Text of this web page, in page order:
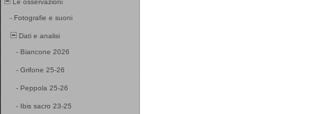
Le osservazioni
- Fotografie e suoni
Dati e analisi
- Biancone 2026
- Grifone 25-26
- Peppola 25-26
- Ibis sacro 23-25